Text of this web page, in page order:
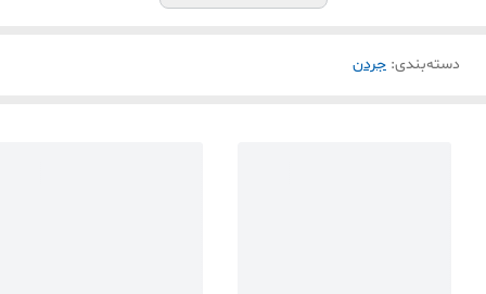
دسته‌بندی: جردن